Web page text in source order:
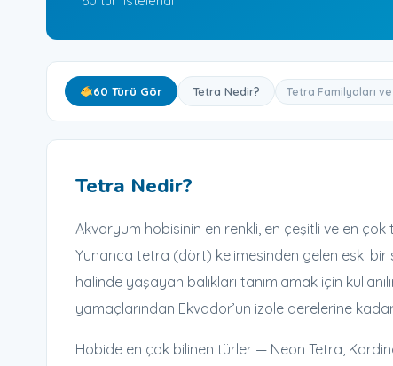
60 Türü Gör Tetra Nedir? Tetra Familyaları ve
Tetra Nedir?
Akvaryum hobisinin en renkli, en çeşitli ve en
Yunanca tetra (dört) kelimesinden gelen eski bir
halinde yaşayan balıkları tanımlamak için
yamaçlarından Ekvador’un izole derelerine
Hobide en çok bilinen türler — Neon Tetra,